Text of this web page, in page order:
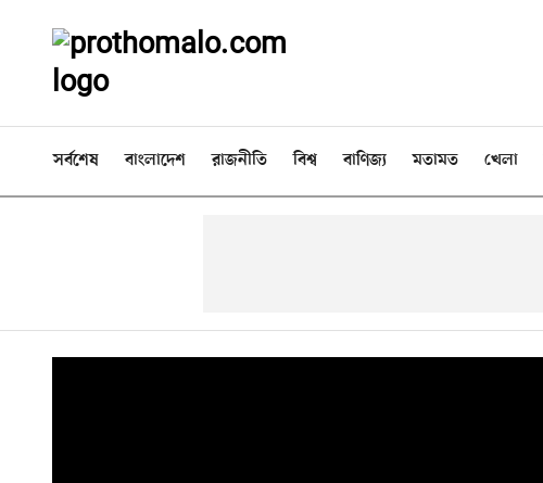
সর্বশেষ বাংলাদেশ রাজনীতি বিশ্ব বাণিজ্য মতামত খেলা